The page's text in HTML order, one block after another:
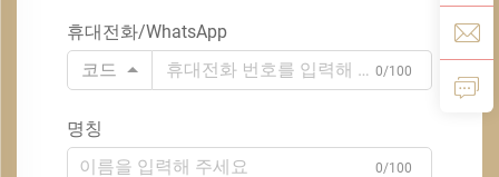
휴대전화/WhatsApp
코드
0/100
명칭
0/100